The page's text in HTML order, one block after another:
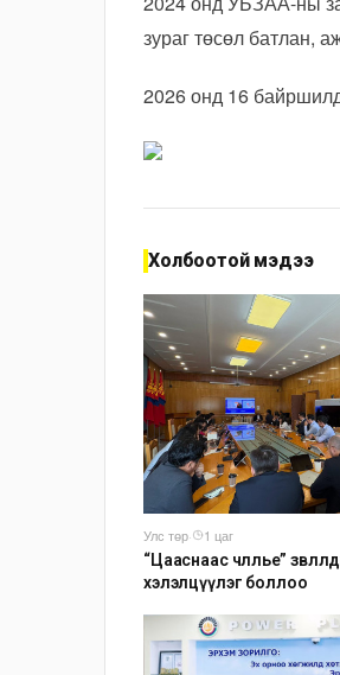
зураг төсөл батлан,
2026 онд 16
Холбоотой мэдээ
Улс төр·
1 цаг
“Цааснаас чөлөөлье”
хэлэлцүүлэг боллоо